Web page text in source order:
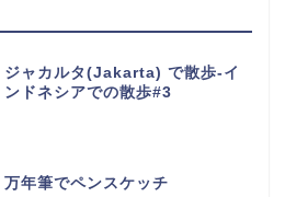
ジャカルタ(Jakarta) で散歩-イ
ンドネシアでの散歩#3
万年筆でペンスケッチ